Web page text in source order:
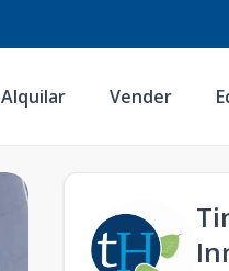
Alquilar Vender